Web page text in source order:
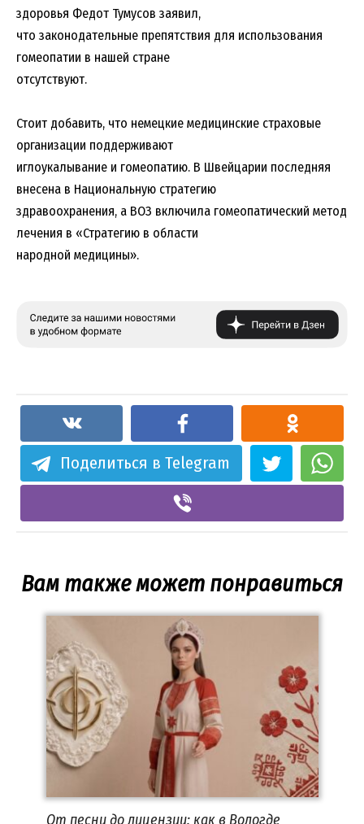
здоровья Федот Тумусов заявил,
что законодательные препятствия для использования
гомеопатии в нашей стране
отсутствуют.
Стоит добавить, что немецкие медицинские страховые
организации поддерживают
иглоукалывание и гомеопатию. В Швейцарии последняя
внесена в Национальную стратегию
здравоохранения, а ВОЗ включила гомеопатический метод
лечения в «Стратегию в области
народной медицины».
Поделиться в Telegram
Вам также может понравиться
От песни до лицензии: как в Вологде